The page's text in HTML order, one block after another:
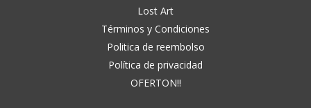
Lost Art
Términos y Condiciones
Politica de reembolso
Política de privacidad
OFERTON!!